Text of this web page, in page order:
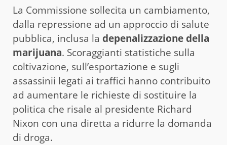
La Commissione sollecita un cambiamento,
dalla repressione ad un approccio di salute
pubblica, inclusa la depenalizzazione della
marijuana. Scoraggianti statistiche sulla
coltivazione, sull’esportazione e sugli
assassinii legati ai traffici hanno contribuito
ad aumentare le richieste di sostituire la
politica che risale al presidente Richard
Nixon con una diretta a ridurre la domanda
di droga.